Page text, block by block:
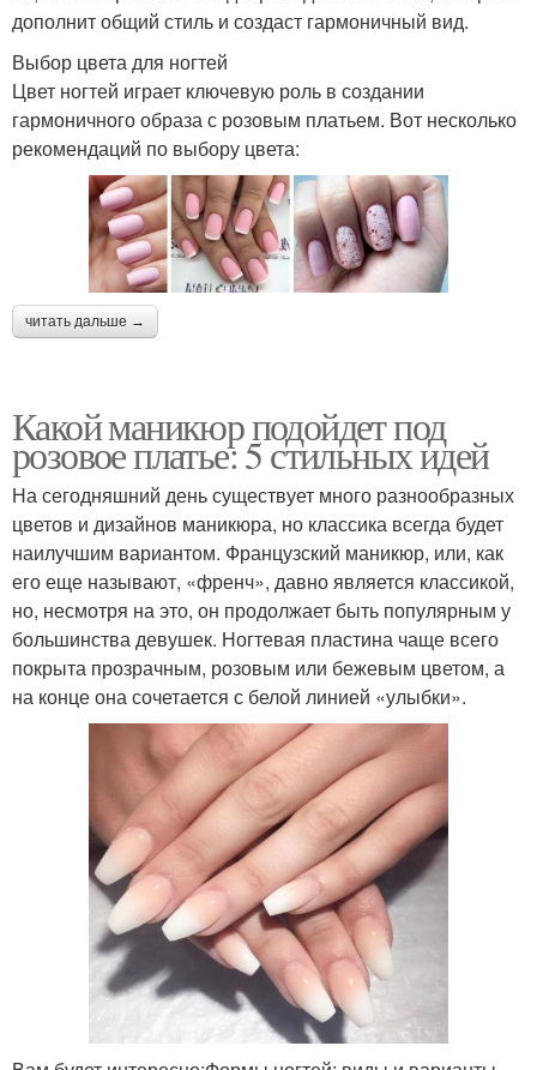
дополнит общий стиль и создаст гармоничный вид.
Выбор цвета для ногтей
Цвет ногтей играет ключевую роль в создании
гармоничного образа с розовым платьем. Вот несколько
рекомендаций по выбору цвета:
читать дальше →
Какой маникюр подойдет под
розовое платье: 5 стильных идей
На сегодняшний день существует много разнообразных
цветов и дизайнов маникюра, но классика всегда будет
наилучшим вариантом. Французский маникюр, или, как
его еще называют, «френч», давно является классикой,
но, несмотря на это, он продолжает быть популярным у
большинства девушек. Ногтевая пластина чаще всего
покрыта прозрачным, розовым или бежевым цветом, а
на конце она сочетается с белой линией «улыбки».